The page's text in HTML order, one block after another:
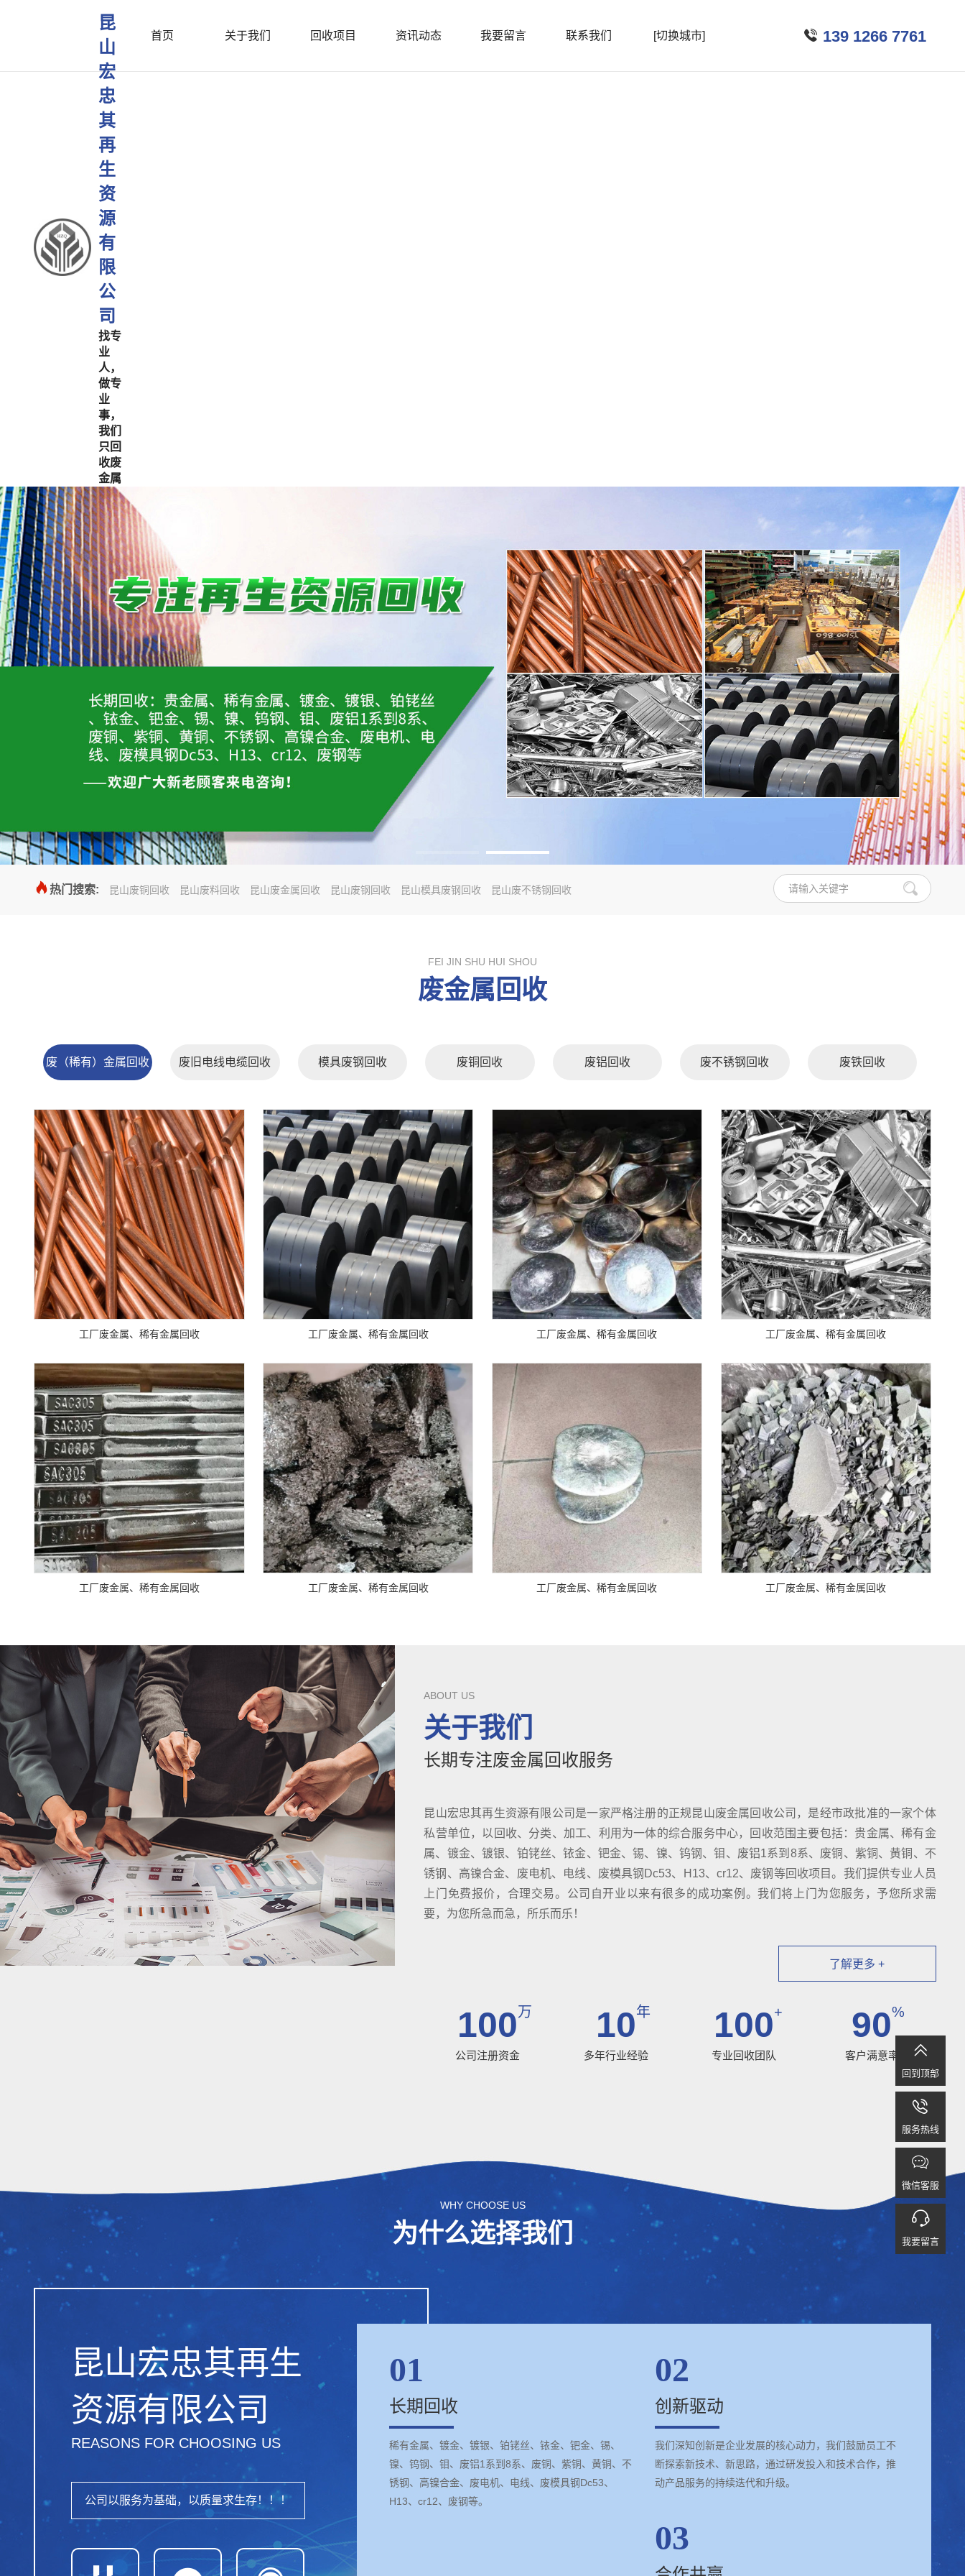
昆
山
宏
忠
其
再
生
资
源
有
限
公
司
找专
业
人，
做专
业
事，
我们
只回
收废
金属
首页 关于我们 回收项目 资讯动态 我要留言 联系我们 [切换城市]  139 1266 7761
热门搜索: 昆山废铜回收 昆山废料回收 昆山废金属回收 昆山废钢回收 昆山模具废钢回收 昆山废不锈钢回收
FEI JIN SHU HUI SHOU
废金属回收
废（稀有）金属回收 废旧电线电缆回收 模具废钢回收 废铜回收 废铝回收 废不锈钢回收 废铁回收
工厂废金属、稀有金属回收 工厂废金属、稀有金属回收 工厂废金属、稀有金属回收 工厂废金属、稀有金属回收
工厂废金属、稀有金属回收 工厂废金属、稀有金属回收 工厂废金属、稀有金属回收 工厂废金属、稀有金属回收
ABOUT US
关于我们
长期专注废金属回收服务
昆山宏忠其再生资源有限公司是一家严格注册的正规昆山废金属回收公司，是经市政批准的一家个体
私营单位，以回收、分类、加工、利用为一体的综合服务中心，回收范围主要包括：贵金属、稀有金
属、镀金、镀银、铂铑丝、铱金、钯金、锡、镍、钨钢、钼、废铝1系到8系、废铜、紫铜、黄铜、不
锈钢、高镍合金、废电机、电线、废模具钢Dc53、H13、cr12、废钢等回收项目。我们提供专业人员
上门免费报价，合理交易。公司自开业以来有很多的成功案例。我们将上门为您服务，予您所求需
要，为您所急而急，所乐而乐！
了解更多 +
100万
公司注册资金
10年
多年行业经验
100+
专业回收团队
90%
客户满意率
WHY CHOOSE US
为什么选择我们
昆山宏忠其再生
资源有限公司
REASONS FOR CHOOSING US
公司以服务为基础，以质量求生存！！！
01
长期回收
稀有金属、镀金、镀银、铂铑丝、铱金、钯金、锡、
镍、钨钢、钼、废铝1系到8系、废铜、紫铜、黄铜、不
锈钢、高镍合金、废电机、电线、废模具钢Dc53、
H13、cr12、废钢等。
02
创新驱动
我们深知创新是企业发展的核心动力，我们鼓励员工不
断探索新技术、新思路，通过研发投入和技术合作，推
动产品服务的持续迭代和升级。
03

回到顶部

服务热线

微信客服

我要留言